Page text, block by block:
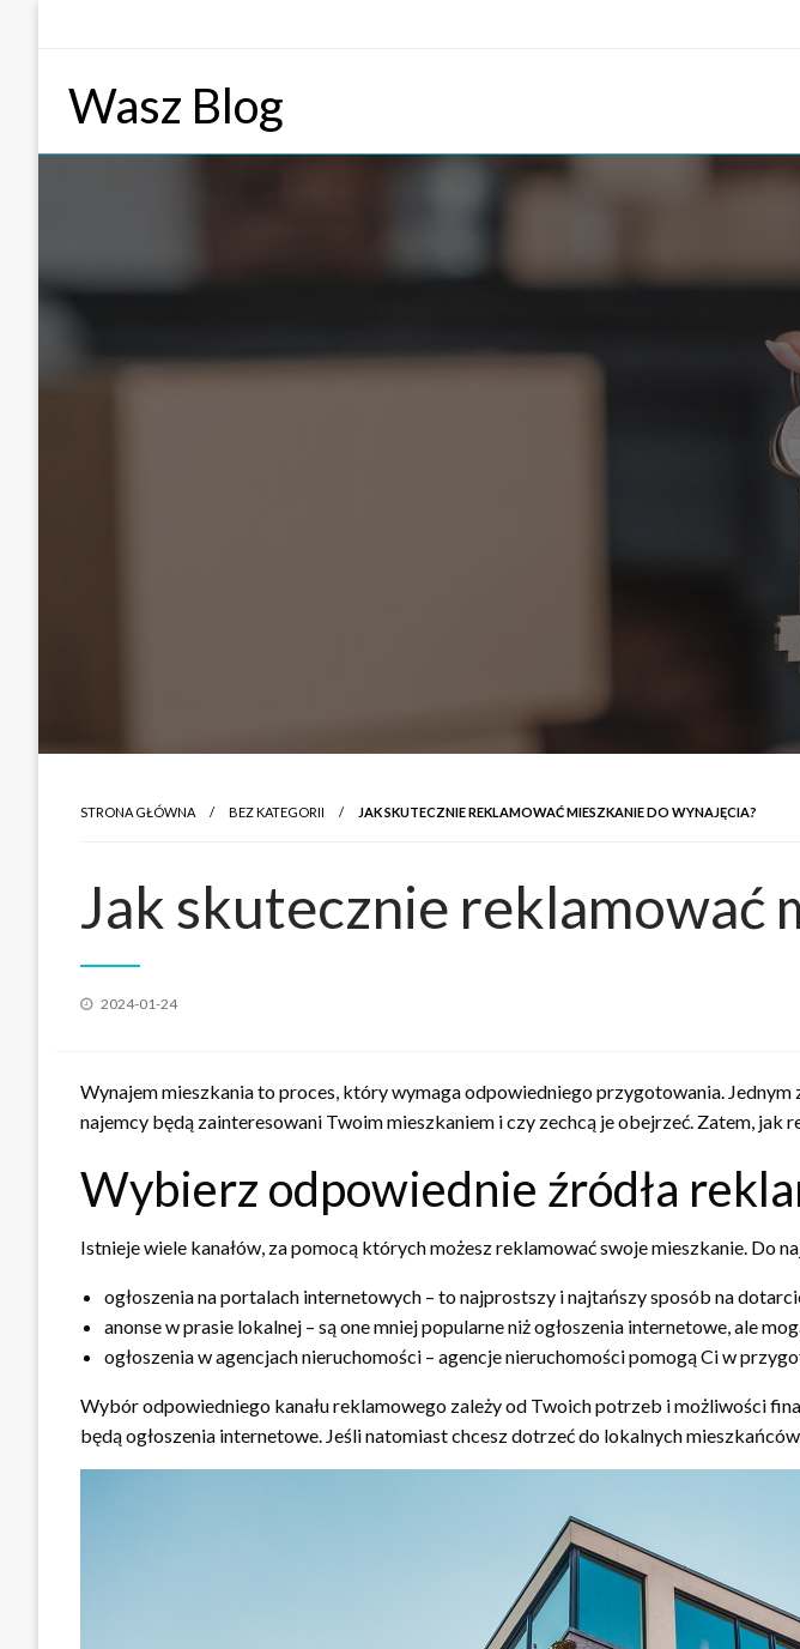
Wasz Blog
STRONA GŁÓWNA BEZ KATEGORII JAK SKUTECZNIE REKLAMOWAĆ MIESZKANIE DO WYNAJĘCIA?
Jak skutecznie reklamować
Opublikowane
2024-01-24
Wynajem mieszkania to proces, który wymaga odpowiedniego przygotowania.
najemcy będą zainteresowani Twoim mieszkaniem i czy zechcą je obejrzeć. Zatem,
Wybierz odpowiednie źródła
Istnieje wiele kanałów, za pomocą których możesz reklamować swoje mieszkanie. Do
ogłoszenia na portalach internetowych – to najprostszy i najtańszy sposób na
anonse w prasie lokalnej – są one mniej popularne niż ogłoszenia internetowe, ale
ogłoszenia w agencjach nieruchomości – agencje nieruchomości pomogą Ci w
Wybór odpowiedniego kanału reklamowego zależy od Twoich potrzeb i możliwości
będą ogłoszenia internetowe. Jeśli natomiast chcesz dotrzeć do lokalnych